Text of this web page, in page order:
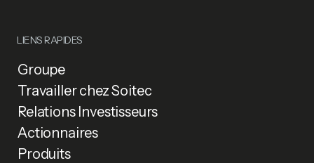
LIENS RAPIDES
Groupe
Travailler chez Soitec
Relations Investisseurs
Actionnaires
Produits